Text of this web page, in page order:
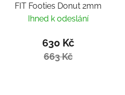
FIT Footies Donut 2mm
Ihned k odeslání
630 Kč
663 Kč